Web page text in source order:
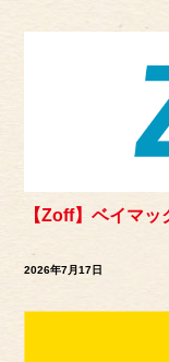
【Zoff】ベイマッ
2026年7月17日